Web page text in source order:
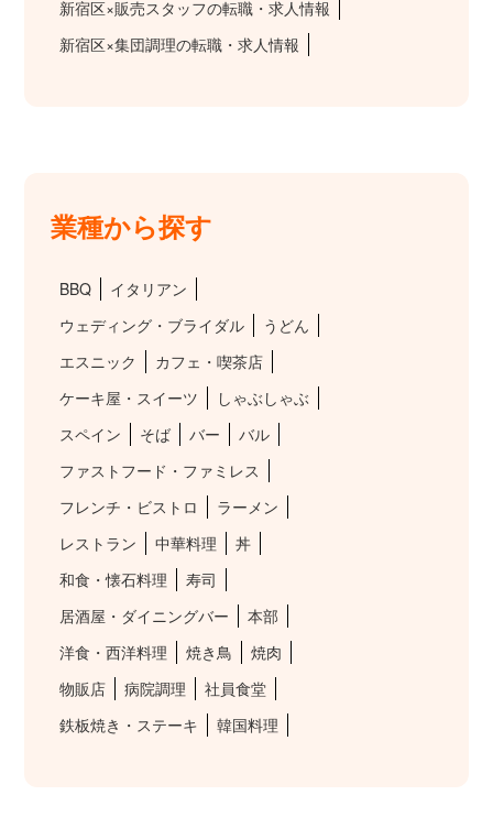
新宿区×販売スタッフの転職・求人情報
新宿区×集団調理の転職・求人情報
業種から探す
BBQ
イタリアン
ウェディング・ブライダル
うどん
エスニック
カフェ・喫茶店
ケーキ屋・スイーツ
しゃぶしゃぶ
スペイン
そば バー
バル
ファストフード・ファミレス
フレンチ・ビストロ
ラーメン
レストラン
中華料理
丼
和食・懐石料理
寿司
居酒屋・ダイニングバー
本部
洋食・西洋料理
焼き鳥
焼肉
物販店
病院調理
社員食堂
鉄板焼き・ステーキ
韓国料理